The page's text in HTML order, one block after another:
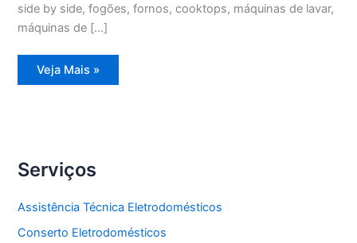
side by side, fogões, fornos, cooktops, máquinas de lavar,
máquinas de […]
Assistência
Técnica
Veja Mais »
Serviços
Assistência Técnica Eletrodomésticos
Conserto Eletrodomésticos